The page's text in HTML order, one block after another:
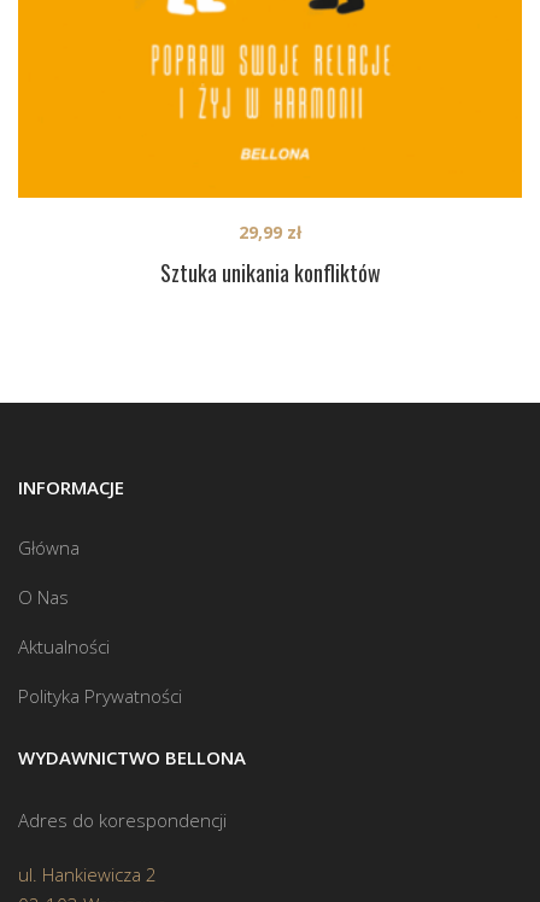
Sztuka unikania konfliktów
29,99 zł
INFORMACJE
Główna
O Nas
Aktualności
Polityka Prywatności
WYDAWNICTWO BELLONA
Adres do korespondencji
ul. Hankiewicza 2